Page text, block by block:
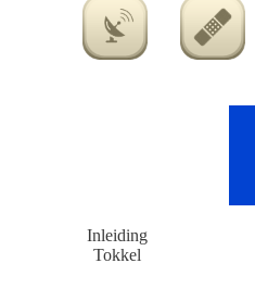
Inleiding
Tokkel